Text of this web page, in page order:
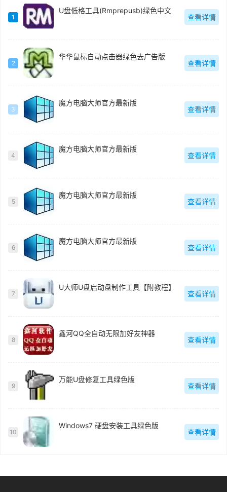
1
U盘低格工具(Rmprepusb)绿色中文
查看详情
2
华华鼠标自动点击器绿色去广告版
查看详情
3
魔方电脑大师官方最新版
查看详情
4
魔方电脑大师官方最新版
查看详情
5
魔方电脑大师官方最新版
查看详情
6
魔方电脑大师官方最新版
查看详情
7
U大师U盘启动盘制作工具【附教程】
查看详情
8
鑫河QQ全自动无限加好友神器
查看详情
9
万能U盘修复工具绿色版
查看详情
10
Windows7 硬盘安装工具绿色版
查看详情